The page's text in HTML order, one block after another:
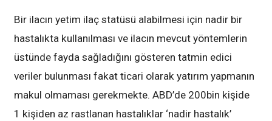
Bir ilacın yetim ilaç statüsü alabilmesi için nadir bir
hastalıkta kullanılması ve ilacın mevcut yöntemlerin
üstünde fayda sağladığını gösteren tatmin edici
veriler bulunması fakat ticari olarak yatırım yapmanın
makul olmaması gerekmekte. ABD’de 200bin kişide
1 kişiden az rastlanan hastalıklar ‘nadir hastalık’